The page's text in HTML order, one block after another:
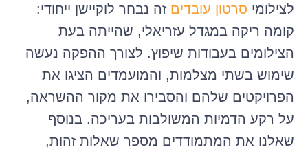
לצילומי סרטון עובדים זה נבחר לוקיישן ייחודי:
קומה ריקה במגדל עזריאלי, שהייתה בעת
הצילומים בעבודות שיפוץ. לצורך ההפקה נעשה
שימוש בשתי מצלמות, והמועמדים הציגו את
הפרויקטים שלהם והסבירו את מקור ההשראה,
על רקע הדמיות המשולבות בעריכה. בנוסף
שאלנו את המתמודדים מספר שאלות זהות,